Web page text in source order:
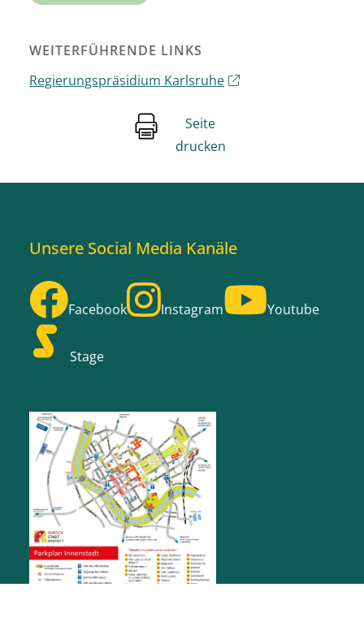
WEITERFÜHRENDE LINKS
Regierungspräsidium Karlsruhe
Seite
drucken
Unsere Social Media Kanäle
Facebook Instagram Youtube
Stage